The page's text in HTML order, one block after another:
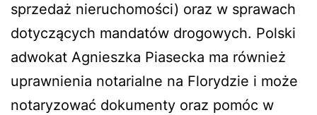
sprzedaż nieruchomości) oraz w sprawach
dotyczących mandatów drogowych. Polski
adwokat Agnieszka Piasecka ma również
uprawnienia notarialne na Florydzie i może
notaryzować dokumenty oraz pomóc w